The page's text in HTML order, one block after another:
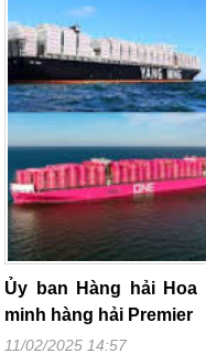
Ủy ban Hàng hải
minh hàng hải Premier
11/02/2025 14:57